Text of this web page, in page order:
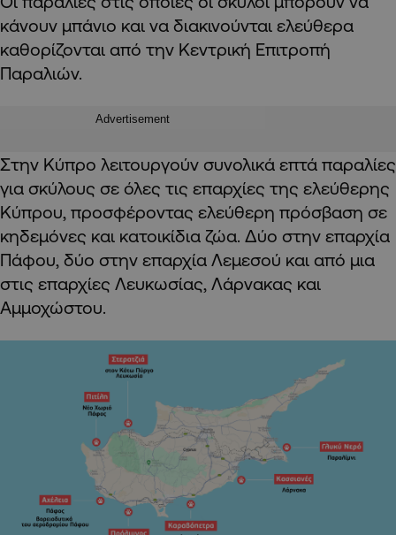
κάνουν μπάνιο και να διακινούνται ελεύθερα
καθορίζονται από την Κεντρική Επιτροπή
Παραλιών.
Advertisement
Στην Κύπρο λειτουργούν συνολικά επτά παραλίες
για σκύλους σε όλες τις επαρχίες της ελεύθερης
Κύπρου, προσφέροντας ελεύθερη πρόσβαση σε
κηδεμόνες και κατοικίδια ζώα. Δύο στην επαρχία
Πάφου, δύο στην επαρχία Λεμεσού και από μια
στις επαρχίες Λευκωσίας, Λάρνακας και
Αμμοχώστου.